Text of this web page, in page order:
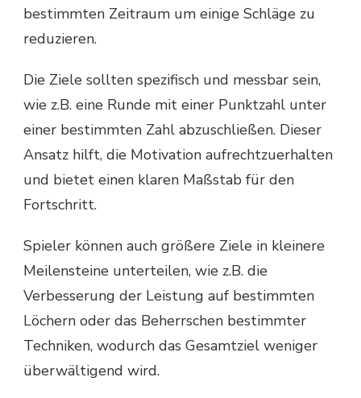
bestimmten Zeitraum um einige Schläge zu
reduzieren.
Die Ziele sollten spezifisch und messbar sein,
wie z.B. eine Runde mit einer Punktzahl unter
einer bestimmten Zahl abzuschließen. Dieser
Ansatz hilft, die Motivation aufrechtzuerhalten
und bietet einen klaren Maßstab für den
Fortschritt.
Spieler können auch größere Ziele in kleinere
Meilensteine unterteilen, wie z.B. die
Verbesserung der Leistung auf bestimmten
Löchern oder das Beherrschen bestimmter
Techniken, wodurch das Gesamtziel weniger
überwältigend wird.